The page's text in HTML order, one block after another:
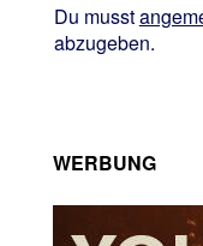
Du musst
abzugeben.
WERBUNG